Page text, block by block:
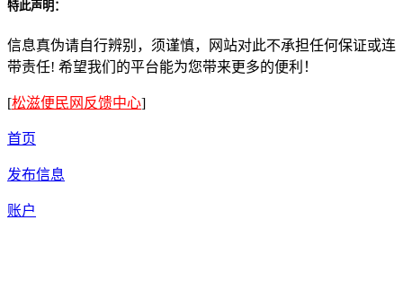
特此声明：
信息真伪请自行辨别，须谨慎，网站对此不承担任何保证或连
带责任! 希望我们的平台能为您带来更多的便利！
[松滋便民网反馈中心]
首页
发布信息
账户